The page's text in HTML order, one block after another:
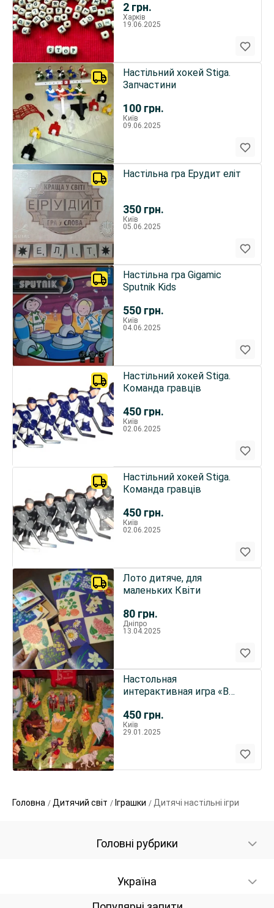
2 грн.
10мм х
Харків
19.06.2025
100 грн.
Настільний хокей Stiga.
Запчастини
Київ
09.06.2025
350 грн.
Настільна гра Ерудит еліт
Київ
05.06.2025
550 грн.
Настiльна гра Gigamic
Sputnik Kids
Київ
04.06.2025
450 грн.
Настільний хокей Stiga.
Команда гравців
Київ
02.06.2025
450 грн.
Настільний хокей Stiga.
Команда гравців
Київ
02.06.2025
80 грн.
Лото дитяче, для
маленьких Квіти
Дніпро
13.04.2025
450 грн.
Настольная
интерактивная игра «В
Київ
29.01.2025
Головна Дитячий світ Іграшки Дитячі настільні ігри
Головні рубрики
Україна